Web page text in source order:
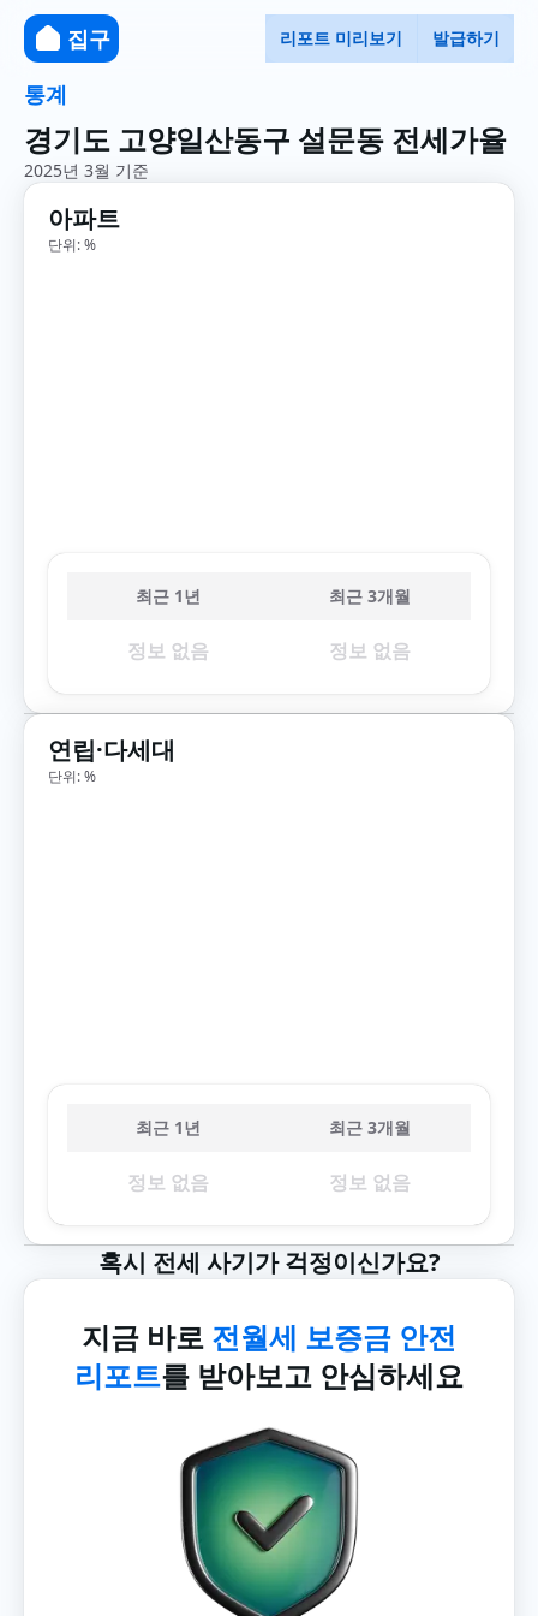
집구 리포트 미리보기 발급하기
통계
경기도 고양일산동구 설문동 전세가율
2025년 3월 기준
아파트
단위: %
최근 1년 최근 3개월
정보 없음 정보 없음
연립·다세대
단위: %
최근 1년 최근 3개월
정보 없음 정보 없음
혹시 전세 사기가 걱정이신가요?
지금 바로 전월세 보증금 안전
리포트를 받아보고 안심하세요